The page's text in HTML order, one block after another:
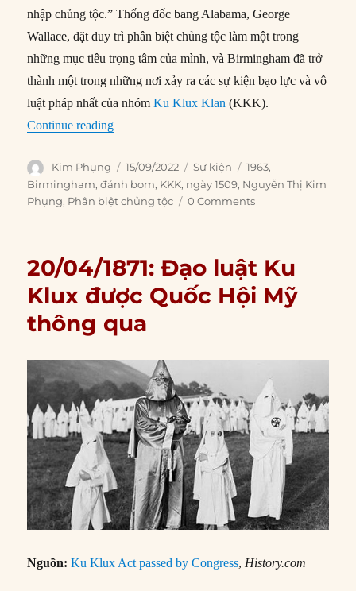
nhập chủng tộc.” Thống đốc bang Alabama, George
Wallace, đặt duy trì phân biệt chủng tộc làm một trong
những mục tiêu trọng tâm của mình, và Birmingham đã trở
thành một trong những nơi xảy ra các sự kiện bạo lực và vô
luật pháp nhất của nhómKu Klux Klan (KKK).
Continue reading“15/09/1963: Đánh bom Nhà thờ Birmingham”
Author
Kim Phụng
Posted
on
15/09/2022 Categories
Sự kiện Tags
1963,
Birmingham,đánh bom, KKK, ngày 1509, Nguyễn Thị Kim
Phụng, Phân biệt chủng tộc 0 Comments
20/04/1871: Đạo luật Ku
Klux được Quốc Hội Mỹ
thông qua
Nguồn: Ku Klux Act passed by Congress, History.com